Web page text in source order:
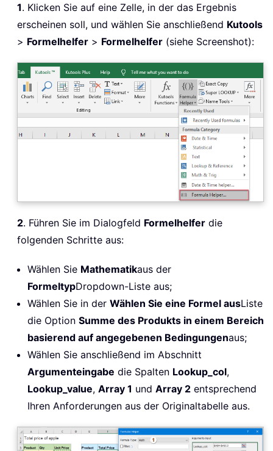
1. Klicken Sie auf eine Zelle, in der das Ergebnis
erscheinen soll, und wählen Sie anschließend Kutools
> Formelhelfer > Formelhelfer (siehe Screenshot):
2. Führen Sie im Dialogfeld Formelhelfer die
folgenden Schritte aus:
Wählen Sie Mathematikaus der
FormeltypDropdown-Liste aus;
Wählen Sie in der Wählen Sie eine Formel ausListe
die Option Summe des Produkts in einem Bereich
basierend auf angegebenen Bedingungenaus;
Wählen Sie anschließend im Abschnitt
Argumenteingabe die Spalten Lookup_col,
Lookup_value, Array 1 und Array 2 entsprechend
Ihren Anforderungen aus der Originaltabelle aus.